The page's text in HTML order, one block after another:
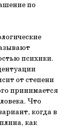
по
психики.
от степени
принимается
Что
когда в
как